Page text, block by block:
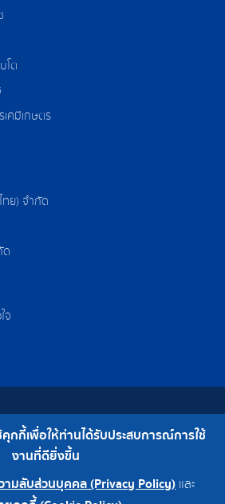
โต
คมีเกษตร
ทย) จำกัด
ด
จ
© 2562 บริษัท แพ็คกิ้ง แอ็ก จำกัด
0-2308-2102 | โทรสาร : 0-2308-2487
กกี้เพื่อให้ท่านได้รับประสบการณ์การใช้
งานที่ดียิ่งขึ้น
มลับส่วนบุคคล (Privacy Policy) และ
0-2308-2102
งงาน 0-2324-0515-6